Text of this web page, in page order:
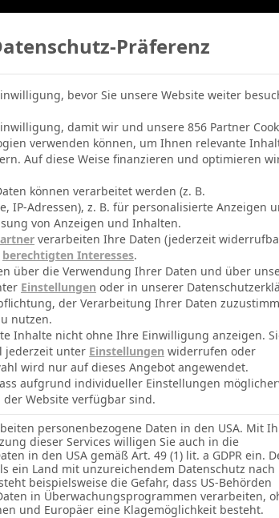
League BVB-Netradio
FC Saarbrücken
Präferenz
bevor Sie unsere Website weiter
damit wir und unsere 856 Partner
verwenden können, um Ihnen relevante
Auf diese Weise finanzieren und optimieren
können verarbeitet werden (z. B.
IP-Adressen), z. B. für personalisierte Anzeigen
von Anzeigen und Inhalten.
verarbeiten Ihre Daten (jederzeit
berechtigten Interesses.
über die Verwendung Ihrer Daten und über
Einstellungen oder in unserer
der Verarbeitung Ihrer Daten
nutzen.
Inhalte nicht ohne Ihre Einwilligung anzeigen.
jederzeit unter Einstellungen widerrufen oder
wird nur auf dieses Angebot angewendet.
aufgrund individueller Einstellungen
Website verfügbar sind.
personenbezogene Daten in den USA. Mit
dieser Services willigen Sie auch in die
in den USA gemäß Art. 49 (1) lit. a GDPR ein.
ein Land mit unzureichendem Datenschutz nach
beispielsweise die Gefahr, dass US-Behörden
in Überwachungsprogrammen verarbeiten,
und Europäer eine Klagemöglichkeit besteht.